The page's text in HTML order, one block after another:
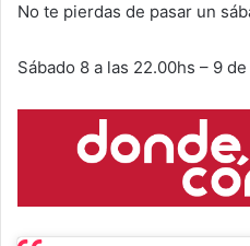
No te pierdas de pasar un
Sábado 8 a las 22.00hs – 9